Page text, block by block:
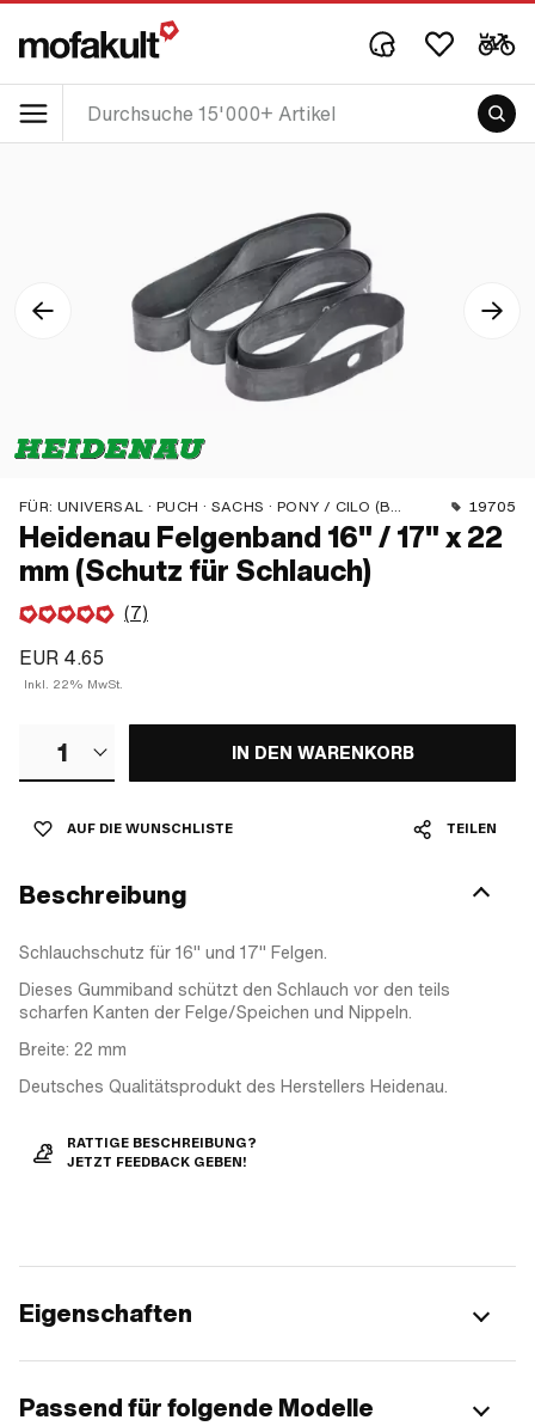
FÜR: UNIVERSAL · PUCH · SACHS · PONY / CILO (BETA 521 & 512) · PIAGGIO · ZÜNDAPP BELMONDO · TOMOS · BYE BIKE · ALPA CHOPPER / TURBO · CILO 19705
Heidenau Felgenband 16" / 17" x 22
mm (Schutz für Schlauch)
(7)
EUR 4.65
Inkl. 22% MwSt.
1 IN DEN WARENKORB
AUF DIE WUNSCHLISTE TEILEN
Beschreibung
Schlauchschutz für 16" und 17" Felgen.
Dieses Gummiband schützt den Schlauch vor den teils
scharfen Kanten der Felge/Speichen und Nippeln.
Breite: 22 mm
Deutsches Qualitätsprodukt des Herstellers Heidenau.
RATTIGE BESCHREIBUNG?
JETZT FEEDBACK GEBEN!
Eigenschaften
Passend für folgende Modelle